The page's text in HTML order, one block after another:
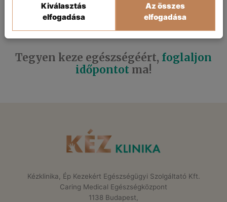
Tegyen keze egészségéért, foglaljon
időpontot ma!
Kiválasztás
elfogadása
Az összes
elfogadása
Kézklinika, Ép Kezekért Egészségügyi Szolgáltató Kft.
Caring Medical Egészségközpont
1138 Budapest,